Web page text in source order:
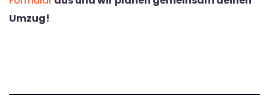
Umzug!